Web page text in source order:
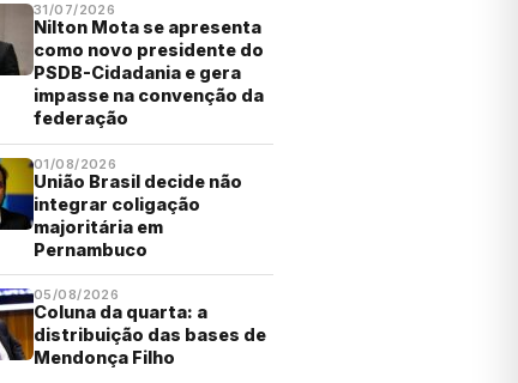
31/07/2026
Nilton Mota se apresenta
como novo presidente do
PSDB-Cidadania e gera
impasse na convenção da
federação
01/08/2026
União Brasil decide não
integrar coligação
majoritária em
Pernambuco
05/08/2026
Coluna da quarta: a
distribuição das bases de
Mendonça Filho